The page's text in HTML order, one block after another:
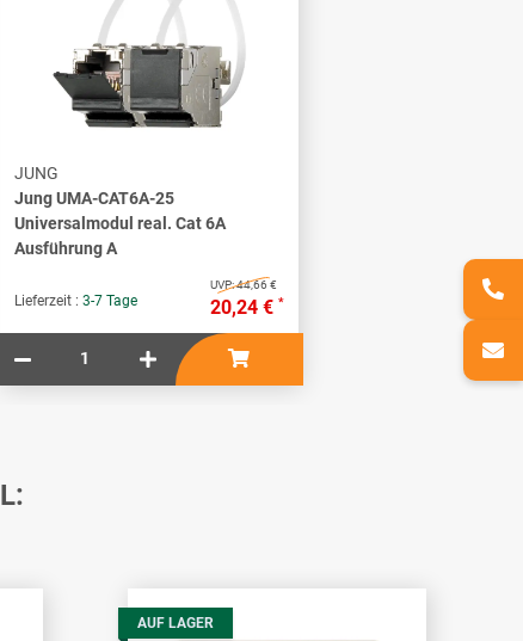
JUNG
Jung UMA-CAT6A-25
Universalmodul real. Cat 6A
Ausführung A
Lieferzeit : 3-7 Tage
UVP:44,66 €
20,24 € *
AUF LAGER